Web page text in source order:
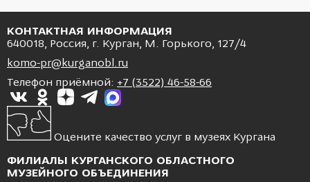
КОНТАКТНАЯ ИНФОРМАЦИЯ
640018, Россия, г. Курган, М. Горького, 127/4
komo-pr@kurganobl.ru
Телефон приёмной: +7 (3522) 46-58-66
Оцените качество услуг в музеях Кургана
ФИЛИАЛЫ КУРГАНСКОГО ОБЛАСТНОГО
МУЗЕЙНОГО ОБЪЕДИНЕНИЯ